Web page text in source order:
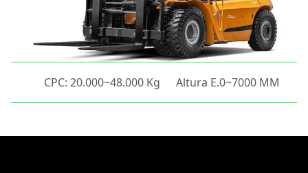
CPC: 20.000~48.000 Kg Altura E.0~7000 MM